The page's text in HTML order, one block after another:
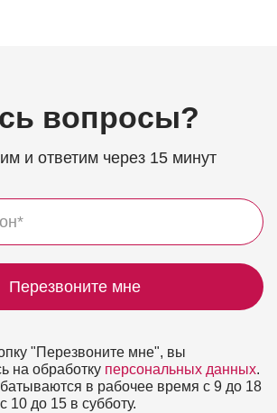
вопросы?
и ответим через 15 минут
Перезвоните мне
"Перезвоните мне", вы
на обработку персональных данных.
в рабочее время с 9 до 18
10 до 15 в субботу.